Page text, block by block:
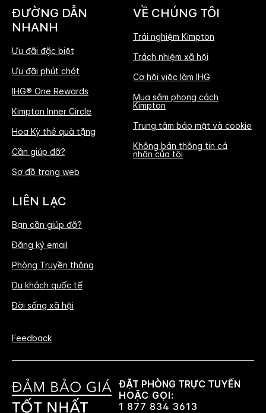
ĐƯỜNG DẪN
NHANH
Ưu đãi đặc biệt
Ưu đãi phút chót
IHG® One Rewards
Kimpton Inner Circle
Hoa Kỳ thẻ quà tặng
Cần giúp đỡ?
Sơ đồ trang web
VỀ CHÚNG TÔI
Trải nghiệm Kimpton
Trách nhiệm xã hội
Cơ hội việc làm IHG
Mua sắm phong cách
Kimpton
Trung tâm bảo mật và cookie
Không bán thông tin cá
nhân của tôi
LIÊN LẠC
Bạn cần giúp đỡ?
Đăng ký email
Phòng Truyền thông
Du khách quốc tế
Đời sống xã hội
Feedback
ĐẶT PHÒNG TRỰC TUYẾN
HOẶC GỌI:
1 877 834 3613